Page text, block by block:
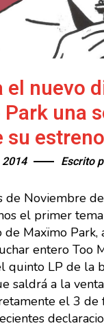
el nuevo
una
su estreno
Escrito
de Noviembre
el primer
de Maxïmo Park,
entero Too
quinto LP de la
saldrá a la
el 3 de